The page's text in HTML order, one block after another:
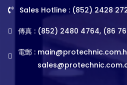
Sales Hotline : (852) 2428
傳真 : (852) 2480 4764, (86
電郵 :